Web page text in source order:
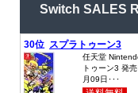
Switch SALES